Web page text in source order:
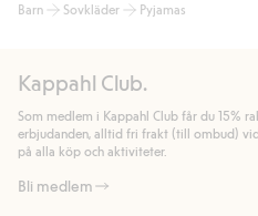
automatik efter du loggat in och
handlar för.
Läs mer
bland annat faktura och swish
allmänna villkor.
Läs mer
Barn Sovkläder Pyjamas
Kappahl Club.
Som medlem i Kappahl Club får du 15%
erbjudanden, alltid fri frakt (till ombud)
på alla köp och aktiviteter.
Bli medlem